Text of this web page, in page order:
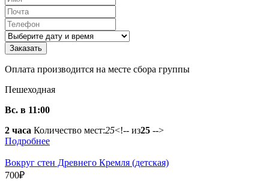
Оплата производится на месте сбора группы
Пешеходная
Вс. в 11:00
2 часа Количество мест:25<!-- из25 -->
Подробнее
Вокруг стен Древнего Кремля (детская)
700₽